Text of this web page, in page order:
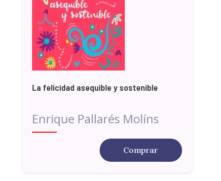
La felicidad asequible y sostenible
Enrique Pallarés Molíns
Comprar